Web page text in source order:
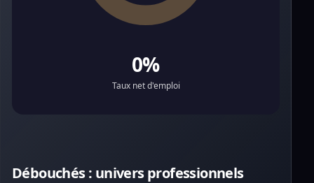
0%
Taux net d'emploi
Débouchés : univers professionnels